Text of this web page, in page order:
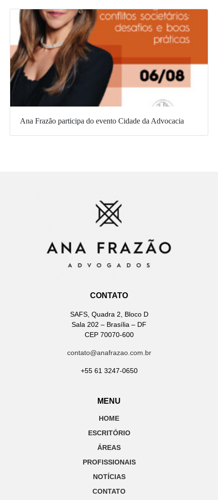
Ana Frazão participa do evento Cidade da Advocacia
CONTATO
SAFS, Quadra 2, Bloco D
Sala 202 – Brasília – DF
CEP 70070-600
contato@anafrazao.com.br
+55 61 3247-0650
MENU
HOME
ESCRITÓRIO
ÁREAS
PROFISSIONAIS
NOTÍCIAS
CONTATO